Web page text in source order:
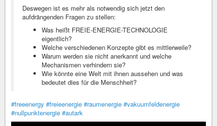
Deswegen ist es mehr als notwendig sich jetzt den
aufdrängenden Fragen zu stellen:
Was heißt FREIE-ENERGIE-TECHNOLOGIE
eigentlich?
Welche verschiedenen Konzepte gibt es mittlerweile?
Warum werden sie nicht anerkannt und welche
Mechanismen verhindern sie?
Wie könnte eine Welt mit ihnen aussehen und was
bedeutet dies für die Menschheit?
#freeenergy #freieenergie #raumenergie #vakuumfeldenergie
#nullpunktenergie #autark